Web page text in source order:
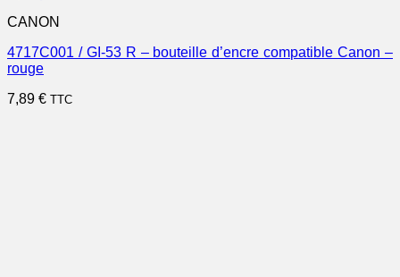
CANON
4717C001 / GI-53 R – bouteille d’encre compatible Canon –
rouge
7,89 € TTC